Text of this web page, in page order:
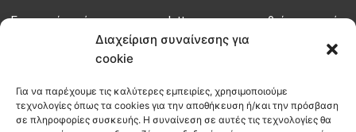
Διαχείριση συναίνεσης για
cookie
Για να παρέχουμε τις καλύτερες εμπειρίες, χρησιμοποιούμε
τεχνολογίες όπως τα cookies για την αποθήκευση ή/και την πρόσβαση
σε πληροφορίες συσκευής. Η συναίνεση σε αυτές τις τεχνολογίες θα
Εγγραφείτε σήμερα στο newsletter μας για να μαθαίνετε τα νέα
του habit πριν από όλους